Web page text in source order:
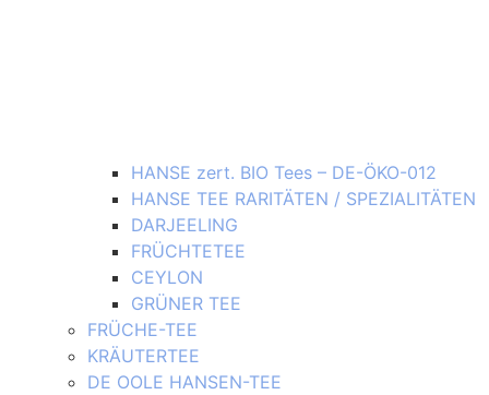
HANSE zert. BIO Tees – DE-ÖKO-012
HANSE TEE RARITÄTEN / SPEZIALITÄTEN
DARJEELING
FRÜCHTETEE
CEYLON
GRÜNER TEE
FRÜCHE-TEE
KRÄUTERTEE
DE OOLE HANSEN-TEE